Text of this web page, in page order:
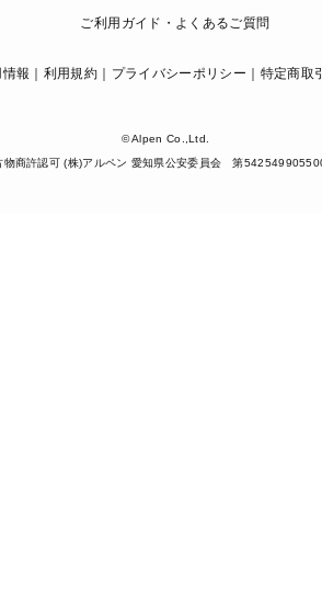
ご利用ガイド・よくあるご質問
報 利用規約 プライバシーポリシー 特定商取
© Alpen Co.,Ltd.
物商許認可 (株)アルペン 愛知県公安委員会 第